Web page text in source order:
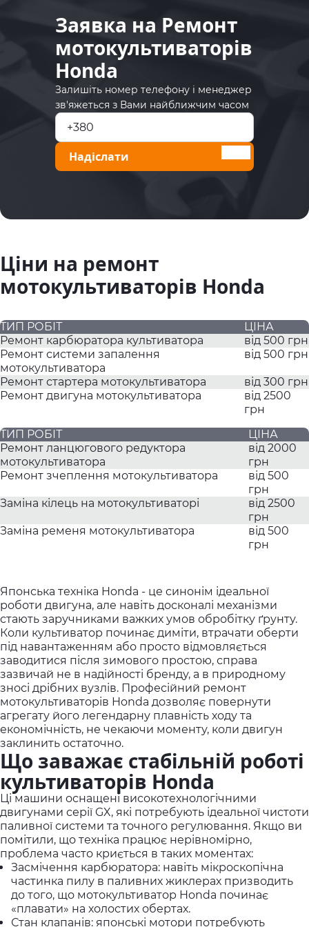
Заявка на Ремонт
мотокультиваторів
Honda
Залишіть номер телефону і менеджер
зв'яжеться з Вами найближчим часом
Надіслати
Ціни на ремонт
мотокультиваторів Honda
ТИП РОБІТ
ЦІНА
Ремонт карбюратора культиватора
від 500 грн
Ремонт системи запалення
мотокультиватора
від 500 грн
Ремонт стартера мотокультиватора
від 300 грн
Ремонт двигуна мотокультиватора
від 2500
грн
ТИП РОБІТ
ЦІНА
Ремонт ланцюгового редуктора
мотокультиватора
від 2000
грн
Ремонт зчеплення мотокультиватора
від 500
грн
Заміна кілець на мотокультиваторі
від 2500
грн
Заміна ременя мотокультиватора
від 500
грн
Японська техніка Honda - це синонім ідеальної
роботи двигуна, але навіть досконалі механізми
стають заручниками важких умов обробітку ґрунту.
Коли культиватор починає диміти, втрачати оберти
під навантаженням або просто відмовляється
заводитися після зимового простою, справа
зазвичай не в надійності бренду, а в природному
зносі дрібних вузлів. Професійний ремонт
мотокультиваторів Honda дозволяє повернути
агрегату його легендарну плавність ходу та
економічність, не чекаючи моменту, коли двигун
заклинить остаточно.
Що заважає стабільній роботі
культиваторів Honda
Ці машини оснащені високотехнологічними
двигунами серії GX, які потребують ідеальної чистоти
паливної системи та точного регулювання. Якщо ви
помітили, що техніка працює нерівномірно,
проблема часто криється в таких моментах:
Засмічення карбюратора: навіть мікроскопічна
частинка пилу в паливних жиклерах призводить
до того, що мотокультиватор Honda починає
«плавати» на холостих обертах.
Стан клапанів: японські мотори потребують